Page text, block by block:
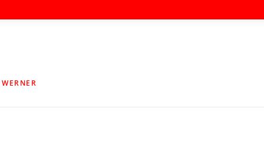
WERNER